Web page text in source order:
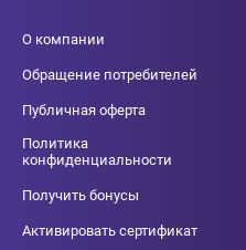
О компании
Обращение потребителей
Публичная оферта
Политика
конфиденциальности
Получить бонусы
Активировать сертификат